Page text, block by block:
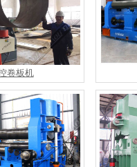
卷板机